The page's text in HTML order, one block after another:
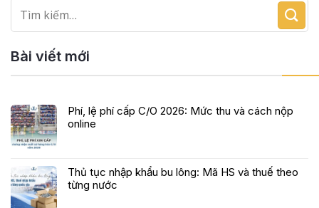
Bài viết mới
Phí, lệ phí cấp C/O 2026: Mức thu và cách nộp
online
Thủ tục nhập khẩu bu lông: Mã HS và thuế theo
từng nước